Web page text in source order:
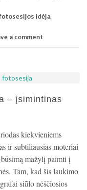
idėja,
a comment
– įsimintinas
kiekvieniems
ir subtiliausias moteriai
mažylį paimti į
Tam, kad šis laukimo
siūlo nėščiosios